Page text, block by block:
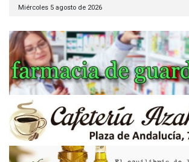
Miércoles 5 agosto de 2026